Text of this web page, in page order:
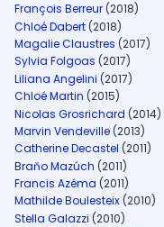
François Berreur (2018)
Chloé Dabert (2018)
Magalie Claustres (2017)
Sylvia Folgoas (2017)
Liliana Angelini (2017)
Chloé Martin (2015)
Nicolas Grosrichard (2014)
Marvin Vendeville (2013)
Catherine Decastel (2011)
Braňo Mazúch (2011)
Francis Azéma (2011)
Mathilde Boulesteix (2010)
Stella Galazzi (2010)